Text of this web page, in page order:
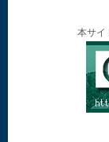
本サイ